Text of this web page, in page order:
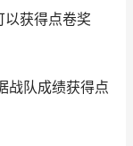
以获得点卷奖
战队成绩获得点